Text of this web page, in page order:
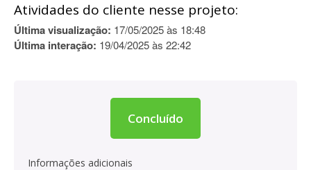
Atividades do cliente nesse projeto:
Última visualização: 17/05/2025 às 18:48
Última interação: 19/04/2025 às 22:42
Concluído
Informações adicionais